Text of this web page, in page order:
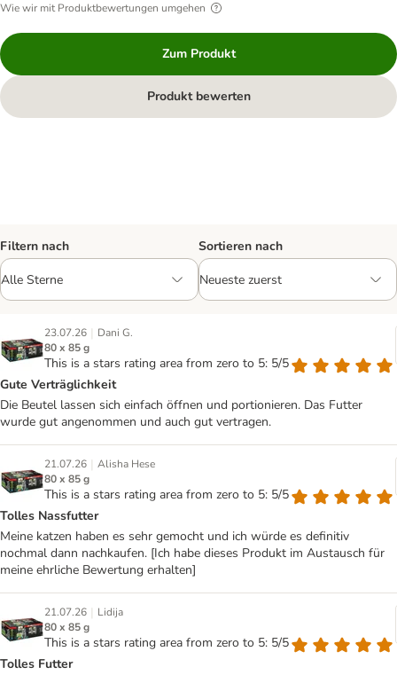
Wie wir mit Produktbewertungen umgehen
Zum Produkt
Produkt bewerten
Filtern nach Sortieren nach
23.07.26 | Dani G.
80 x 85 g
This is a stars rating area from zero to 5: 5/5
Gute Verträglichkeit
Die Beutel lassen sich einfach öffnen und portionieren. Das Futter
wurde gut angenommen und auch gut vertragen.
21.07.26 | Alisha Hese
80 x 85 g
This is a stars rating area from zero to 5: 5/5
Tolles Nassfutter
Meine katzen haben es sehr gemocht und ich würde es definitiv
nochmal dann nachkaufen. [Ich habe dieses Produkt im Austausch für
meine ehrliche Bewertung erhalten]
21.07.26 | Lidija
80 x 85 g
This is a stars rating area from zero to 5: 5/5
Tolles Futter